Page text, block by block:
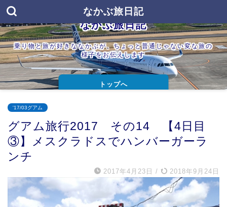
なかぶ旅日記
なかぶ旅日記
乗り物と旅が好きななかぶが、ちょっと普通じゃない変な旅の
様子をお伝えします
トップへ
'17/03グアム
グアム旅行2017 その14 【4日目
③】メスクラドスでハンバーガーラ
ンチ
2017年4月23日 / 2018年9月24日